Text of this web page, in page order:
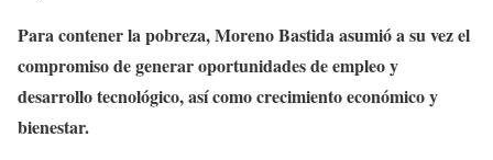
Para contener la pobreza, Moreno Bastida asumió a su vez el
compromiso de generar oportunidades de empleo y
desarrollo tecnológico, así como crecimiento económico y
bienestar.